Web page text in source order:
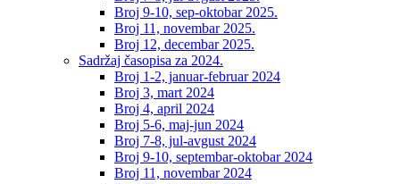
Broj 9-10, sep-oktobar 2025.
Broj 11, novembar 2025.
Broj 12, decembar 2025.
Sadržaj časopisa za 2024.
Broj 1-2, januar-februar 2024
Broj 3, mart 2024
Broj 4, april 2024
Broj 5-6, maj-jun 2024
Broj 7-8, jul-avgust 2024
Broj 9-10, septembar-oktobar 2024
Broj 11, novembar 2024